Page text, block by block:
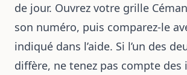
de jour. Ouvrez votre grille
son numéro, puis comparez-le
indiqué dans l’aide. Si l’un des
diffère, ne tenez pas compte des